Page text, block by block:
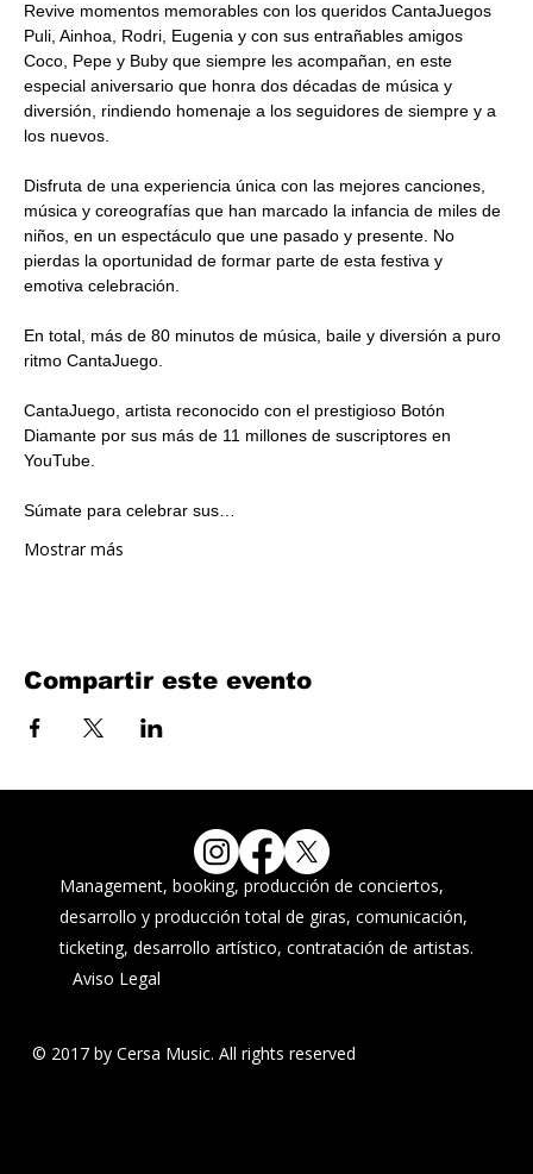
Revive momentos memorables con los queridos CantaJuegos
Puli, Ainhoa, Rodri, Eugenia y con sus entrañables amigos
Coco, Pepe y Buby que siempre les acompañan, en este
especial aniversario que honra dos décadas de música y
diversión, rindiendo homenaje a los seguidores de siempre y a
los nuevos.
Disfruta de una experiencia única con las mejores canciones,
música y coreografías que han marcado la infancia de miles de
niños, en un espectáculo que une pasado y presente. No
pierdas la oportunidad de formar parte de esta festiva y
emotiva celebración.
En total, más de 80 minutos de música, baile y diversión a puro
ritmo CantaJuego.
CantaJuego, artista reconocido con el prestigioso Botón
Diamante por sus más de 11 millones de suscriptores en
YouTube.
Súmate para celebrar sus…
Mostrar más
Compartir este evento
Management, booking, producción de conciertos,
desarrollo y producción total de giras, comunicación,
ticketing, desarrollo artístico, contratación de artistas.
Aviso Legal
© 2017 by Cersa Music. All rights reserved